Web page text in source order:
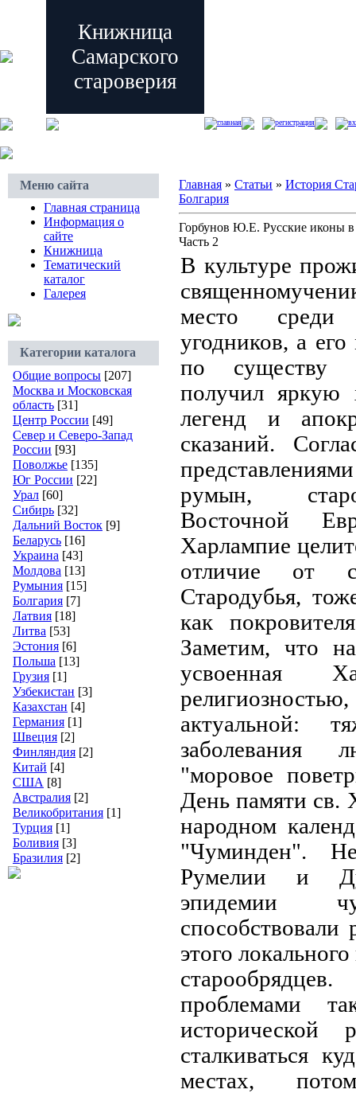
Книжница
Самарского
староверия
главная регистрация
Меню сайта
Главная страница
Информация о
сайте
Книжница
Тематический
каталог
Галерея
Категории каталога
Общие вопросы [207]
Москва и Московская
область [31]
Центр России [49]
Север и Северо-Запад
России [93]
Поволжье [135]
Юг России [22]
Урал [60]
Сибирь [32]
Дальний Восток [9]
Беларусь [16]
Украина [43]
Молдова [13]
Румыния [15]
Болгария [7]
Латвия [18]
Литва [53]
Эстония [6]
Польша [13]
Грузия [1]
Узбекистан [3]
Казахстан [4]
Германия [1]
Швеция [2]
Финляндия [2]
Китай [4]
США [8]
Австралия [2]
Великобритания [1]
Турция [1]
Боливия [3]
Бразилия [2]
Главная » Статьи » История
Болгария
Горбунов Ю.Е. Русские иконы в
Часть 2
В культуре
место среди
угодников, а
по существу
получил яркую
легенд и
сказаний.
румын,
Восточной
Харлампие
отличие от
Стародубья,
как
Заметим, что
усвоенная
актуальной:
"моровое
День памяти св.
народном
"Чуминден".
Румелии и
эпидемии
этого
проблемами
исторической
сталкиваться
местах,